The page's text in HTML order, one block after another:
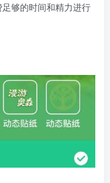
够的时间和精力进行